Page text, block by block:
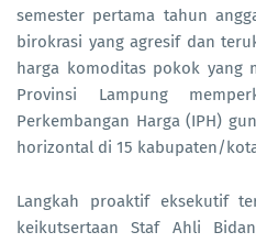
semester pertama tahun
birokrasi yang agresif dan
harga komoditas pokok yang
Provinsi Lampung
Perkembangan Harga (IPH)
horizontal di 15 kabupaten/
Langkah proaktif eksekutif
keikutsertaan Staf Ahli